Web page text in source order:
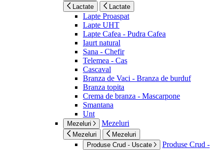
Lactate Lactate
Lapte Proaspat
Lapte UHT
Lapte Cafea - Pudra Cafea
Iaurt natural
Sana - Chefir
Telemea - Cas
Cascaval
Branza de Vaci - Branza de burduf
Branza topita
Crema de branza - Mascarpone
Smantana
Unt
Mezeluri Mezeluri
Mezeluri
Mezeluri
Produse Crud - Uscate
Produse Crud -